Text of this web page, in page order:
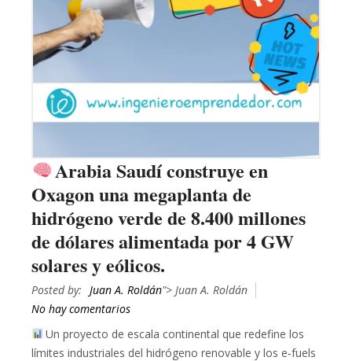
Arabia Saudí construye en
Oxagon una megaplanta de
hidrógeno verde de 8.400 millones
de dólares alimentada por 4 GW
solares y eólicos.
Posted by: Juan A. Roldán"> Juan A. Roldán
No hay comentarios
Un proyecto de escala continental que redefine los
límites industriales del hidrógeno renovable y los e‑fuels